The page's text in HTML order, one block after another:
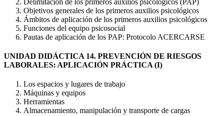
Objetivos generales de los primeros auxilios psicológicos
Ámbitos de aplicación de los primeros auxilios psicológicos
Funciones del equipo psicosocial
Pautas de aplicación de los PAP: Protocolo ACERCARSE
UNIDAD DIDÁCTICA 14. PREVENCIÓN DE RIESGOS
LABORALES: APLICACIÓN PRÁCTICA (I)
Los espacios y lugares de trabajo
Máquinas y equipos
Herramientas
Almacenamiento, manipulación y transporte de cargas